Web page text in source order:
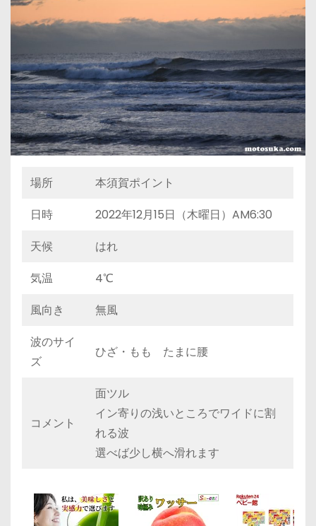
場所
本須賀ポイント
日時
2022年12月15日（木曜日）AM6:30
天候
はれ
気温
4℃
風向き
無風
波のサイ
ズ
ひざ・もも たまに腰
コメント
面ツル
イン寄りの浅いところでワイドに割
れる波
選べば少し横へ滑れます